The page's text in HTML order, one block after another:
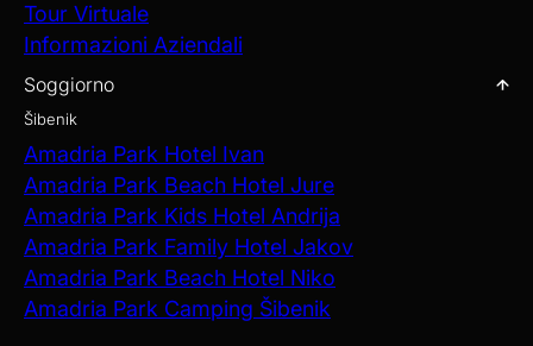
Tour Virtuale
Informazioni Aziendali
Soggiorno
Šibenik
Amadria Park Hotel Ivan
Amadria Park Beach Hotel Jure
Amadria Park Kids Hotel Andrija
Amadria Park Family Hotel Jakov
Amadria Park Beach Hotel Niko
Amadria Park Camping Šibenik